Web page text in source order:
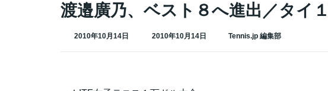
渡邉廣乃、ベスト８へ進出／タイ
2010年10月14日
最
2010年10月14日 Tennis.jp 編集部